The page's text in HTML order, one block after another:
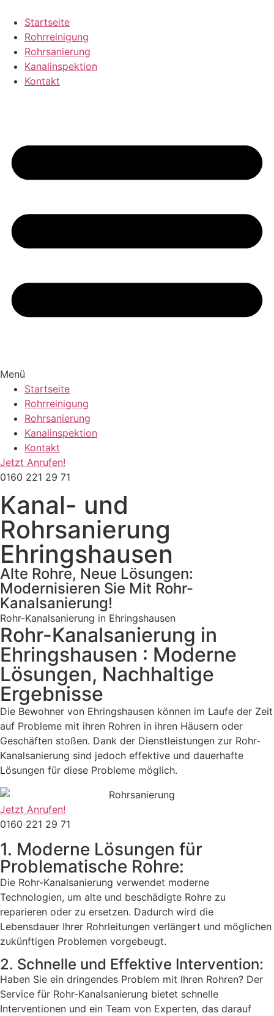
Inhalt
wechseln
Startseite
Rohrreinigung
Rohrsanierung
Kanalinspektion
Kontakt
Menü
Startseite
Rohrreinigung
Rohrsanierung
Kanalinspektion
Kontakt
Jetzt Anrufen!
0160 221 29 71
Kanal- und
Rohrsanierung
Ehringshausen
Alte Rohre, Neue Lösungen:
Modernisieren Sie Mit Rohr-
Kanalsanierung!
Rohr-Kanalsanierung in Ehringshausen
Rohr-Kanalsanierung in
Ehringshausen : Moderne
Lösungen, Nachhaltige
Ergebnisse
Die Bewohner von Ehringshausen können im Laufe der Zeit
auf Probleme mit ihren Rohren in ihren Häusern oder
Geschäften stoßen. Dank der Dienstleistungen zur Rohr-
Kanalsanierung sind jedoch effektive und dauerhafte
Lösungen für diese Probleme möglich.
Jetzt Anrufen!
0160 221 29 71
1. Moderne Lösungen für
Problematische Rohre:
Die Rohr-Kanalsanierung verwendet moderne
Technologien, um alte und beschädigte Rohre zu
reparieren oder zu ersetzen. Dadurch wird die
Lebensdauer Ihrer Rohrleitungen verlängert und möglichen
zukünftigen Problemen vorgebeugt.
2. Schnelle und Effektive Intervention:
Haben Sie ein dringendes Problem mit Ihren Rohren? Der
Service für Rohr-Kanalsanierung bietet schnelle
Interventionen und ein Team von Experten, das darauf